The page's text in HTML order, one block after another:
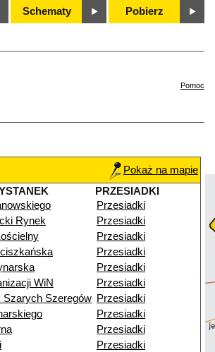
Schematy Pobierz
Pomoc
Pokaż na mapie
PRZESIADKI
Przesiadki
Rynek
Przesiadki
Przesiadki
Przesiadki
Przesiadki
WiN
Przesiadki
Szarych Szeregów Przesiadki
Przesiadki
Przesiadki
Przesiadki